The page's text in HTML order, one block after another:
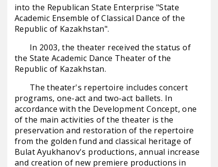
into the Republican State Enterprise "State
Academic Ensemble of Classical Dance of the
Republic of Kazakhstan".
In 2003, the theater received the status of
the State Academic Dance Theater of the
Republic of Kazakhstan.
The theater's repertoire includes concert
programs, one-act and two-act ballets. In
accordance with the Development Concept, one
of the main activities of the theater is the
preservation and restoration of the repertoire
from the golden fund and classical heritage of
Bulat Ayukhanov's productions, annual increase
and creation of new premiere productions in